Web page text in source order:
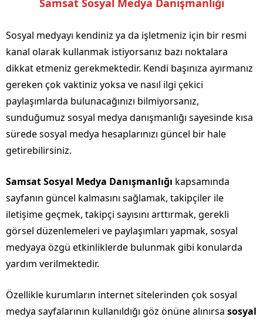
Sosyal medyayı kendiniz ya da işletmeniz için bir resmi
kanal olarak kullanmak istiyorsanız bazı noktalara
dikkat etmeniz gerekmektedir. Kendi başınıza ayırmanız
gereken çok vaktiniz yoksa ve nasıl ilgi çekici
paylaşımlarda bulunacağınızı bilmiyorsanız,
sunduğumuz sosyal medya danışmanlığı sayesinde kısa
sürede sosyal medya hesaplarınızı güncel bir hale
getirebilirsiniz.
Samsat Sosyal Medya Danışmanlığı kapsamında
sayfanın güncel kalmasını sağlamak, takipçiler ile
iletişime geçmek, takipçi sayısını arttırmak, gerekli
görsel düzenlemeleri ve paylaşımları yapmak, sosyal
medyaya özgü etkinliklerde bulunmak gibi konularda
yardım verilmektedir.
Özellikle kurumların internet sitelerinden çok sosyal
medya sayfalarının kullanıldığı göz önüne alınırsa sosyal